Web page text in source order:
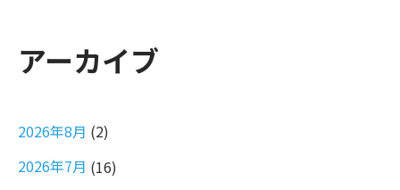
アーカイブ
2026年8月 (2)
2026年7月 (16)